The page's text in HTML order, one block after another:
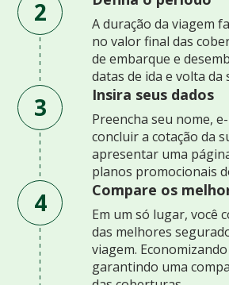
2
A duração da viagem
no valor final das
de embarque e
datas de ida e volta da
3 Insira seus dados
Preencha seu nome,
concluir a cotação da
apresentar uma
planos promocionais
4 Compare os
Em um só lugar, você
das melhores
viagem.
garantindo uma